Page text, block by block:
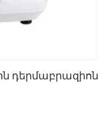
դերմաբրազիոն